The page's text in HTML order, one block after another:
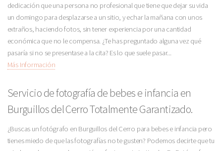
dedicación que una persona no profesional que tiene que dejar su vida
un domingo para desplazarse a un sitio, y echar la mañana con unos
extraños, haciendo fotos, sin tener experiencia por una cantidad
económica que no le compensa. ¿Te has preguntado alguna vez qué
pasaría si no se presentase a la cita? Es lo que suele pasar...
Más Información
Servicio de fotografía de bebes e infancia en
Burguillos del Cerro Totalmente Garantizado.
¿Buscas un fotógrafo en Burguillos del Cerro para bebes e infancia pero
tienes miedo de que las fotografías no te gusten? Podemos decirte que tu